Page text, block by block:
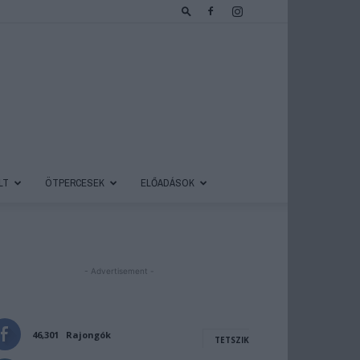
ÖTPERCESEK ELŐADÁSOK
- Advertisement -
46,301 Rajongók TETSZIK